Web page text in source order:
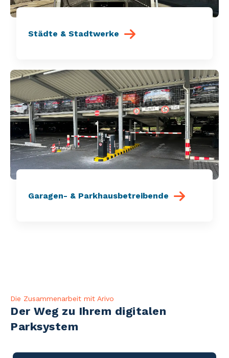
Städte & Stadtwerke
Garagen- & Parkhausbetreibende
Die Zusammenarbeit mit Arivo
Der Weg zu Ihrem digitalen
Parksystem